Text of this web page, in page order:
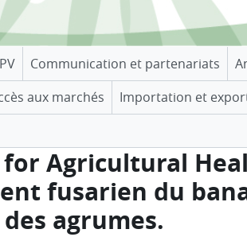
Communication et partenariats
aux marchés Importation et
Agricultural
fusarien du
agrumes.